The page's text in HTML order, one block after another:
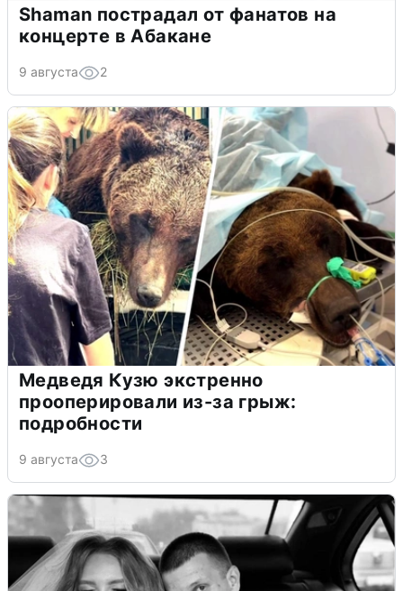
Shaman пострадал от фанатов на
концерте в Абакане
9 августа 2
Медведя Кузю экстренно
прооперировали из-за грыж:
подробности
9 августа 3